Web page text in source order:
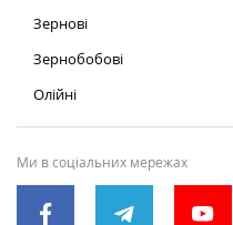
Зернові
Зернобобові
Олійні
Ми в соціальних мережах